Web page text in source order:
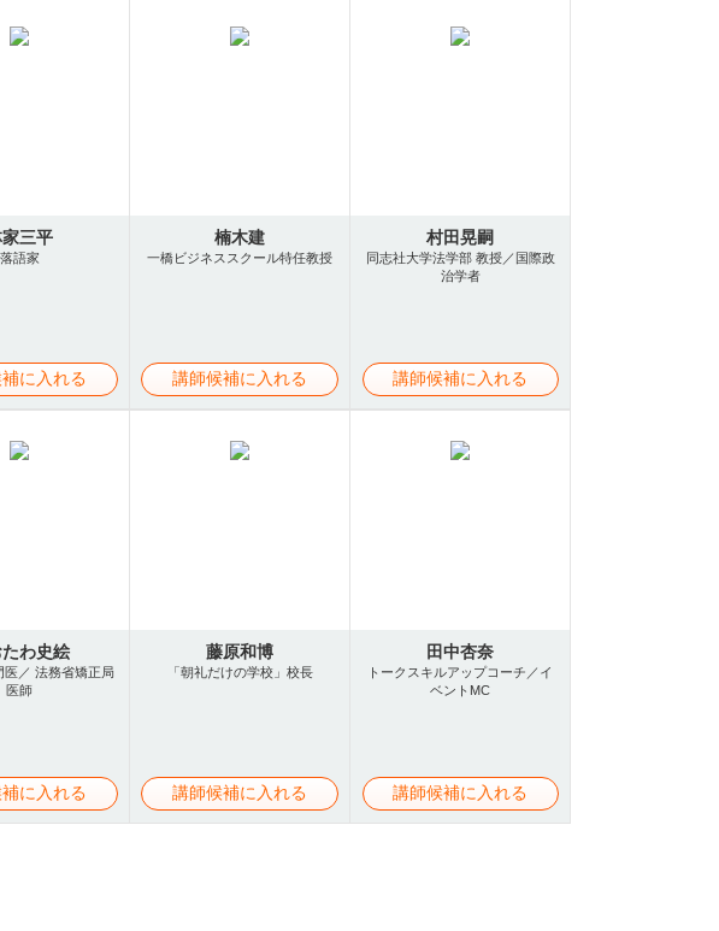
三平
落語家
に入れる
楠木建
一橋ビジネススクール特任教授
講師候補に入れる
村田晃嗣
同志社大学法学部 教授／国際政
治学者
講師候補に入れる
わ史絵
医／ 法務省矯正局
医師
に入れる
藤原和博
「朝礼だけの学校」校長
講師候補に入れる
田中杏奈
トークスキルアップコーチ／イ
ベントMC
講師候補に入れる